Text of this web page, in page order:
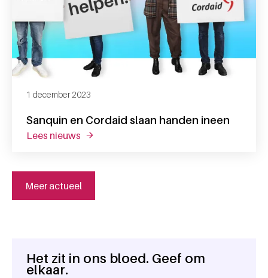
Sanquin en Cordaid slaan handen ineen
1 december 2023
lees nieuws over sanquin en cordaid slaan handen
Meer actueel
Algemene informatie
Het zit in ons bloed. Geef om
elkaar.